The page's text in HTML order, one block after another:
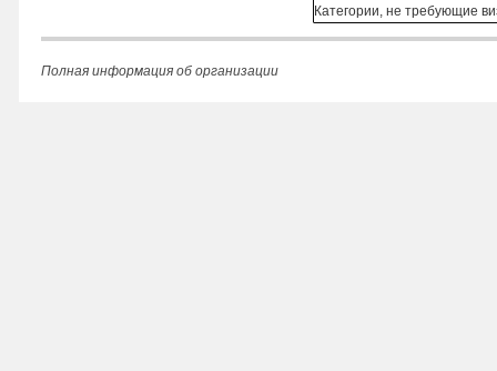
Категории, не требующие
Полная информация об организации